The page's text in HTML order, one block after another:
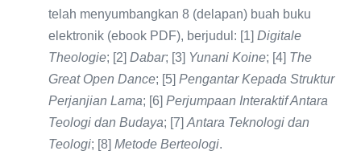
telah menyumbangkan 8 (delapan) buah buku
elektronik (ebook PDF), berjudul: [1] Digitale
Theologie; [2] Dabar; [3] Yunani Koine; [4] The
Great Open Dance; [5] Pengantar Kepada Struktur
Perjanjian Lama; [6] Perjumpaan Interaktif Antara
Teologi dan Budaya; [7] Antara Teknologi dan
Teologi; [8] Metode Berteologi.